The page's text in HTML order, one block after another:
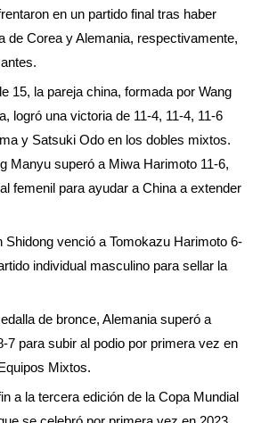
en un partido final tras haber
de Corea y Alemania, respectivamente,
15, la pareja china, formada por Wang
logró una victoria de 11-4, 11-4, 11-6
y Satsuki Odo en los dobles mixtos.
Manyu superó a Miwa Harimoto 11-6,
femenil para ayudar a China a extender
Shidong venció a Tomokazu Harimoto 6-
individual masculino para sellar la
de bronce, Alemania superó a
7 para subir al podio por primera vez en
Mixtos.
a la tercera edición de la Copa Mundial